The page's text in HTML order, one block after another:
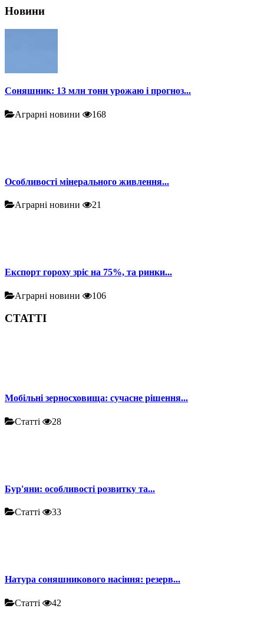
Новини
Соняшник: 13 млн тонн урожаю і прогноз...
Аграрні новини 168
Особливості мінерального живлення...
Аграрні новини 21
Експорт гороху зріс на 75%, та ринки...
Аграрні новини 106
СТАТТІ
Мобільні зерносховища: сучасне рішення...
Статті 28
Бур'яни: особливості розвитку та...
Статті 33
Натура соняшникового насіння: резерв...
Статті 42